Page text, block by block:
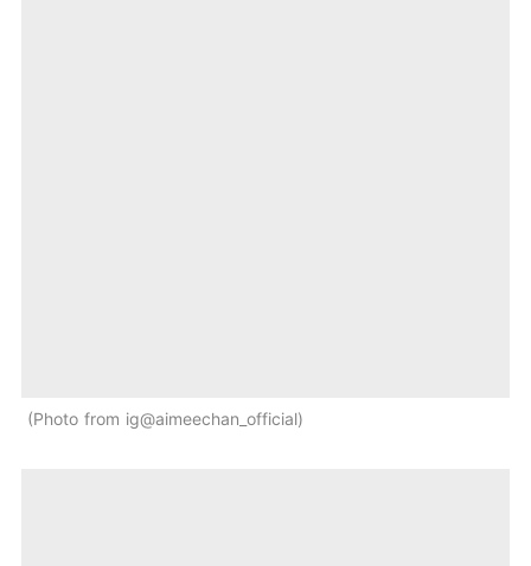
Photo from ig@aimeechan_official